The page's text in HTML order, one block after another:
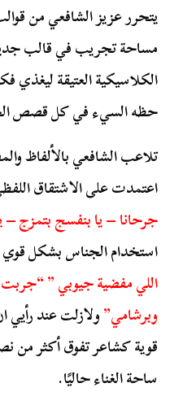
يتحرر عزيز الشافعي من
مساحة تجريب في قالب
الكلاسيكية العتيقة
حظه السيء في كل قصص
تلاعب الشافعي بالألفاظ
اعتمدت على الاشتقاق
جرحانا – يا بنفسج بتمزج
استخدام الجناس بشكل قوي
اللي مفضية جيوبي ” “جربت
وبرشامي”ولازلت عند رأيي
قوية كشاعر تفوق أكثر من
ساحة الغناء حاليًا.